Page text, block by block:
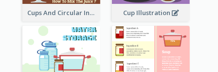
Cups And Circular Informative Clipart Cup Illustration